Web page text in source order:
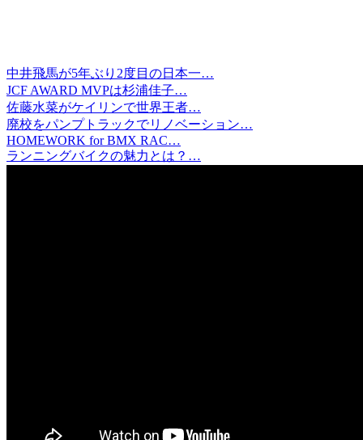
中井飛馬が5年ぶり2度目の日本一…
JCF AWARD MVPは杉浦佳子…
佐藤水菜がケイリンで世界王者…
廃校をパンプトラックでリノベーション…
HOMEWORK for BMX RAC…
ランニングバイクの魅力とは？…